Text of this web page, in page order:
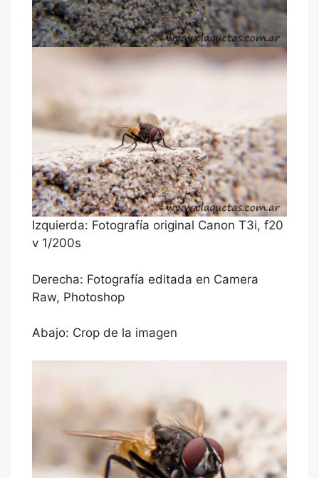
Izquierda: Fotografía original Canon T3i, f20
v 1/200s
Derecha: Fotografía editada en Camera
Raw, Photoshop
Abajo: Crop de la imagen